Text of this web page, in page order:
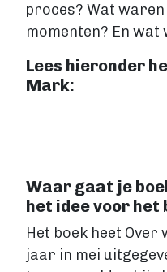
Boek redigeren
Boek maken
Zakelijk boek
ZAKELIJK
Zakelijk boek
Coachingboek
Marketingboek
proces? Wat
momenten? En
Lees hieronder
Mark:
Waar gaat je
het idee voor het
Het boek heet Over
jaar in mei